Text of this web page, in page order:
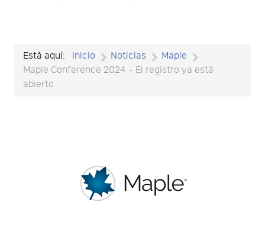
Está aquí: Inicio Noticias
Maple
Maple Conference 2024 - El registro ya está
abierto